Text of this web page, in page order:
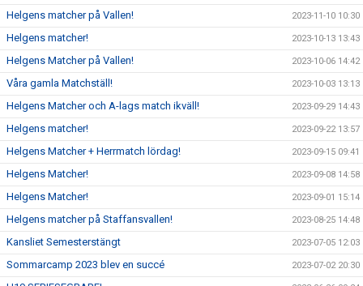
Helgens matcher på Vallen! 2023-11-10 10:30
Helgens matcher! 2023-10-13 13:43
Helgens Matcher på Vallen! 2023-10-06 14:42
Våra gamla Matchställ! 2023-10-03 13:13
Helgens Matcher och A-lags match ikväll! 2023-09-29 14:43
Helgens matcher! 2023-09-22 13:57
Helgens Matcher + Herrmatch lördag! 2023-09-15 09:41
Helgens Matcher! 2023-09-08 14:58
Helgens Matcher! 2023-09-01 15:14
Helgens matcher på Staffansvallen! 2023-08-25 14:48
Kansliet Semesterstängt 2023-07-05 12:03
Sommarcamp 2023 blev en succé 2023-07-02 20:30